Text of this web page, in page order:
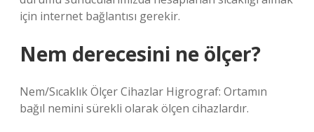
için internet bağlantısı gerekir.
Nem derecesini ne ölçer?
Nem/Sıcaklık Ölçer Cihazlar Higrograf: Ortamın
bağıl nemini sürekli olarak ölçen cihazlardır.